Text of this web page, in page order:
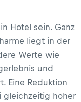
Hotel sein. Ganz
liegt in der
Werte wie
und
Eine Reduktion
gleichzeitig hoher